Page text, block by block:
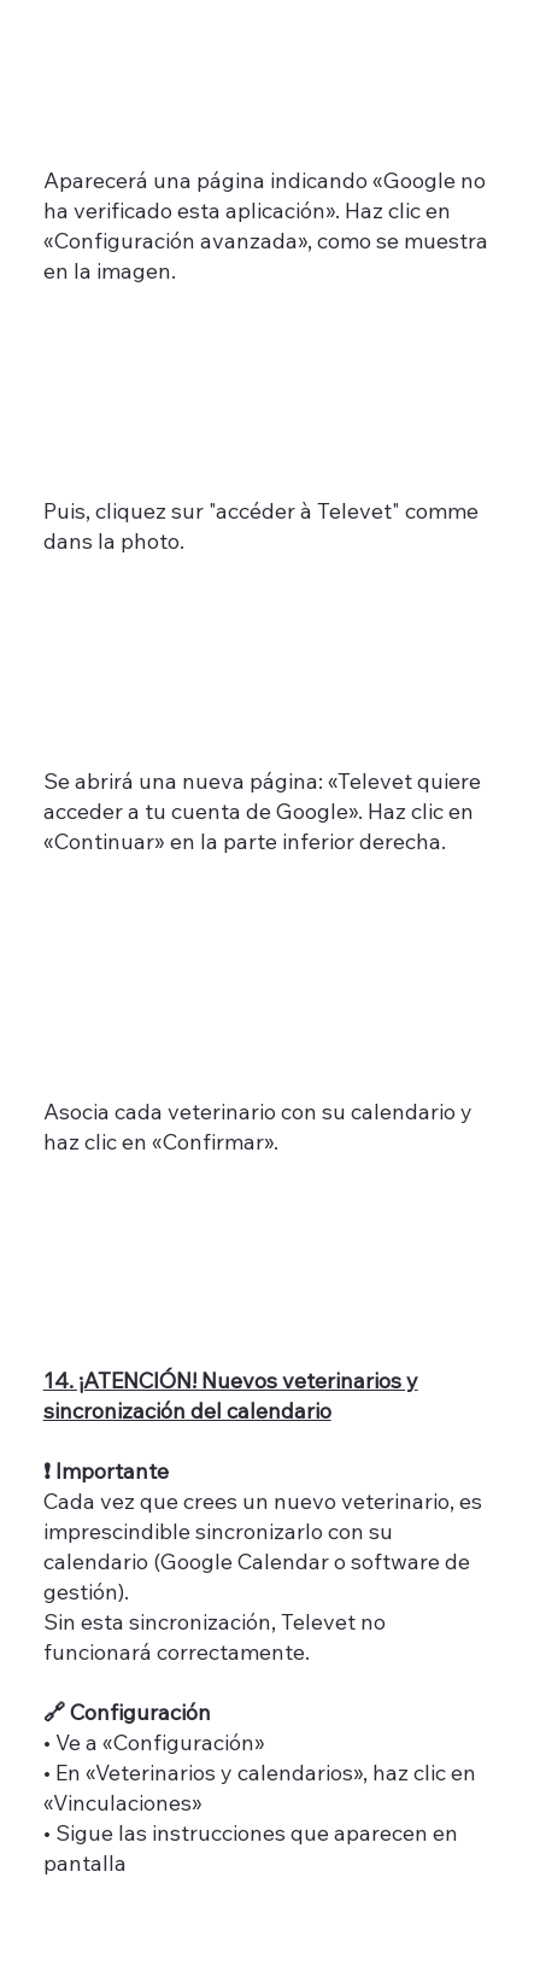
Aparecerá una página indicando «Google no
ha verificado esta aplicación». Haz clic en
«Configuración avanzada», como se muestra
en la imagen.
Puis, cliquez sur "accéder à Televet" comme
dans la photo​.
Se abrirá una nueva página: «Televet quiere
acceder a tu cuenta de Google». Haz clic en
«Continuar» en la parte inferior derecha.
Asocia cada veterinario con su calendario y
haz clic en «Confirmar».
14. ¡ATENCIÓN! Nuevos veterinarios y
sincronización del calendario
❗ Importante
Cada vez que crees un nuevo veterinario, es
imprescindible sincronizarlo con su
calendario (Google Calendar o software de
gestión).
Sin esta sincronización, Televet no
funcionará correctamente.
🔗 Configuración
• Ve a «Configuración»
• En «Veterinarios y calendarios», haz clic en
«Vinculaciones»
• Sigue las instrucciones que aparecen en
pantalla